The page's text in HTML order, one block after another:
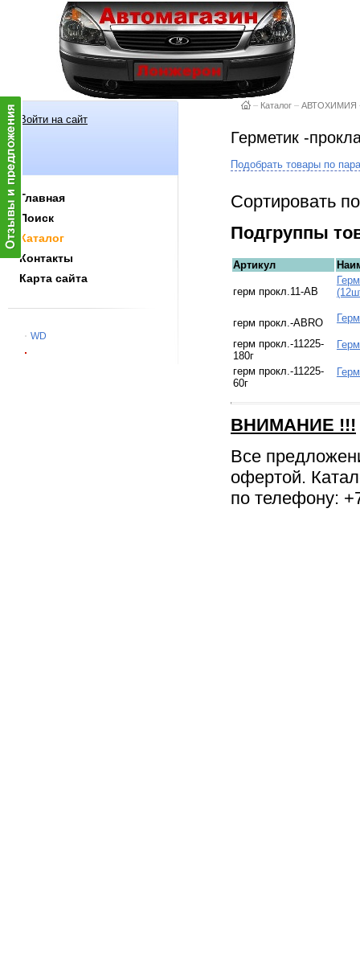
Войти на сайт
Главная
Поиск
Каталог
Контакты
Карта сайта
WD
– Каталог – АВТОХИМИЯ
Герметик -
Подобрать товары по
Сортировать
Подгруппы
Артикул
герм прокл.11-AB
герм прокл.-ABRO
герм прокл.-11225-
180г
герм прокл.-11225-
60г
ВНИМАНИЕ !!!
Все
офертой.
по телефону: